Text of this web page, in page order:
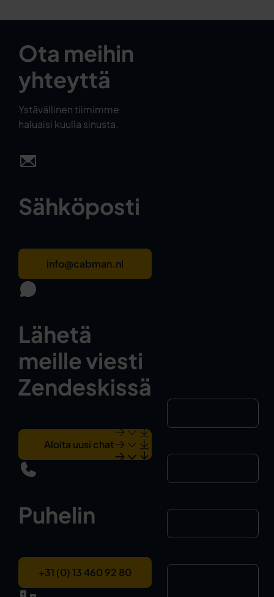
Ota meihin
yhteyttä
Ystävällinen tiimimme
haluaisi kuulla sinusta.
Sähköposti
info@cabman.nl
Lähetä
meille viesti
Zendeskissä
Aloita uusi chat
Puhelin
+31 (0) 13 460 92 80